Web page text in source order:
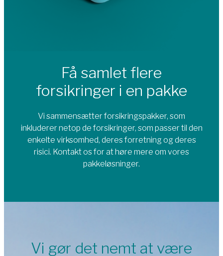
Få samlet flere
forsikringer i en pakke
Vi sammensætter forsikringspakker, som
inkluderer netop de forsikringer, som passer til den
enkelte virksomhed, deres forretning og deres
risici. Kontakt os for at høre mere om vores
pakkeløsninger.
Vi gør det nemt at være